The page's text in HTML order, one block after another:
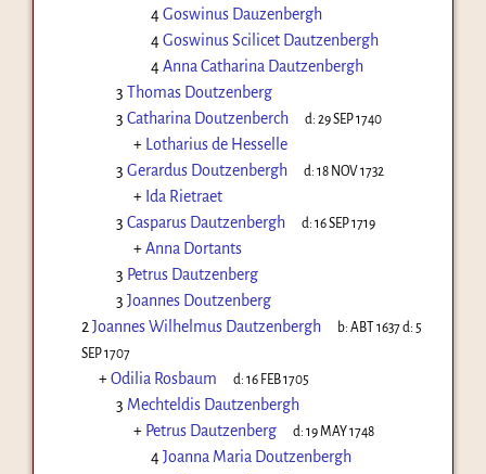
4Goswinus Dauzenbergh
4Goswinus Scilicet Dautzenbergh
4Anna Catharina Dautzenbergh
3 Thomas Doutzenberg
3 Catharina Doutzenberch d:29 SEP 1740
+ Lotharius de Hesselle
3 Gerardus Doutzenbergh d:18 NOV 1732
+ Ida Rietraet
3 Casparus Dautzenbergh d:16 SEP 1719
+Anna Dortants
3 Petrus Dautzenberg
3 Joannes Doutzenberg
2 Joannes Wilhelmus Dautzenbergh b:ABT 1637d: 5
SEP 1707
+Odilia Rosbaum d:16 FEB 1705
3 Mechteldis Dautzenbergh
+ Petrus Dautzenberg d:19 MAY 1748
4Joanna Maria Doutzenbergh